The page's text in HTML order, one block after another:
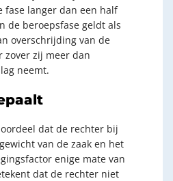
fase langer dan een half
de beroepsfase geldt als
overschrijding van de
zover zij meer dan
neemt.
oordeel dat de rechter bij
van de zaak en het
enige mate van
dat de rechter niet